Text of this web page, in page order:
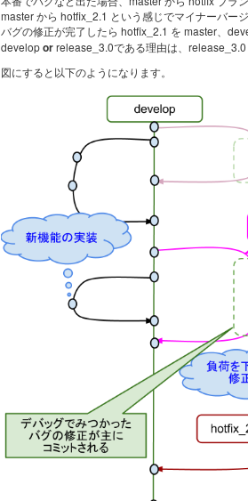
master から hotfix_2.1 という感じでマイナーバー
バグの修正が完了したら hotfix_2.1 を master、
developorrelease_3.0である理由は、
図にすると以下のようになります。